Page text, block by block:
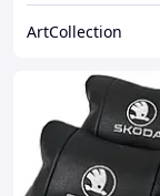
ArtСollection